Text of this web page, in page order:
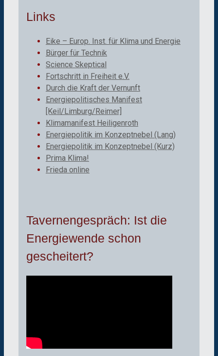
Links
Eike – Europ. Inst. für Klima und Energie
Bürger für Technik
Science Skeptical
Fortschritt in Freiheit e.V.
Durch die Kraft der Vernunft
Energiepolitisches Manifest
[Keil/Limburg/Reimer]
Klimamanifest Heiligenroth
Energiepolitik im Konzeptnebel (Lang)
Energiepolitik im Konzeptnebel (Kurz)
Prima Klima!
Frieda online
Tavernengespräch: Ist die
Energiewende schon
gescheitert?